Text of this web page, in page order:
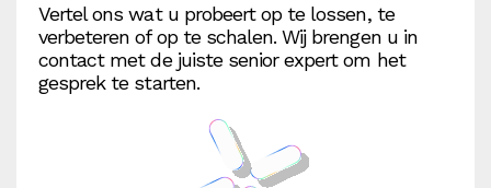
Vertel ons wat u probeert op te lossen, te
verbeteren of op te schalen. Wij brengen u in
contact met de juiste senior expert om het
gesprek te starten.